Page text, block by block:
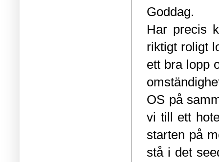
Goddag.
Har precis
riktigt roligt
ett bra lopp
OS på
vi till ett
starten på
stå i det